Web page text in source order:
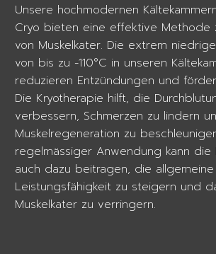
Unsere hochmodernen
Cryo bieten eine effektive Methode
von Muskelkater. Die extrem
von bis zu -110°C in unseren
reduzieren Entzündungen und
Die Kryotherapie hilft, die
verbessern, Schmerzen zu lindern
Muskelregeneration zu
regelmässiger Anwendung kann die
auch dazu beitragen, die
Leistungsfähigkeit zu steigern und
Muskelkater zu verringern.